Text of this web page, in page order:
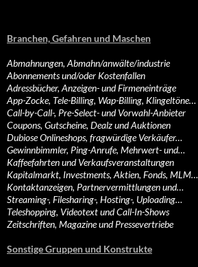
Branchen, Gefahren und Maschen
Abmahnungen, Abmahn/anwälte/industrie
Abonnements und/oder Kostenfallen
Adressbücher, Anzeigen- und Firmeneinträge
App-Zocke, Tele-Billing, Wap-Billing, Klingeltöne…
Call-by-Call-, Pre-Select- und Vorwahl-Anbieter
Coupons, Gutscheine, Dealz und Auktionen
Dubiose Onlineshops, fragwürdige Verkäufer…
Gewinnbimmler, Ping-Anrufe, Mehrwert- und…
Kaffeefahrten und Verkaufsveranstaltungen
Kapitalmarkt, Investments, Aktien, Fonds, MLM…
Kontaktanzeigen, Partnervermittlungen und…
Streaming-, Filesharing-, Hosting-, Uploading…
Teleshopping, Videotext und Call-In-Shows
Zeitschriften, Magazine und Pressevertriebe
Sonstige Gruppen und Konstrukte